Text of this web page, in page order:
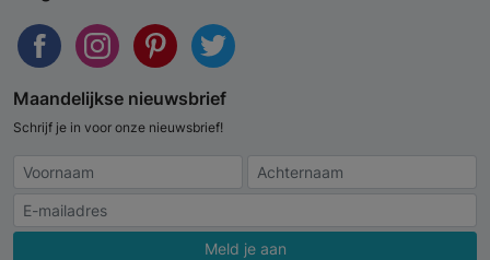
Maandelijkse nieuwsbrief
Schrijf je in voor onze nieuwsbrief!
Meld je aan